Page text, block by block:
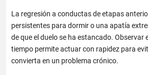
La regresión a conductas de etapas
persistentes para dormir o una apatía
de que el duelo se ha estancado. Observar
tiempo permite actuar con rapidez para
convierta en un problema crónico.